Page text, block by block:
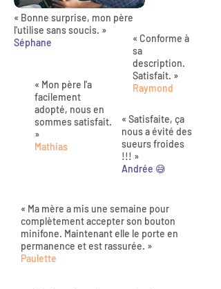
« Bonne surprise, mon père
l'utilise sans soucis. »
Séphane
« Mon père l'a
facilement
adopté, nous en
sommes satisfait.
»
Mathias
« Conforme à
sa
description.
Satisfait. »
Raymond
« Satisfaite, ça
nous a évité des
sueurs froides
!!! »
Andrée 😅
« Ma mère a mis une semaine pour
complètement accepter son bouton
minifone. Maintenant elle le porte en
permanence et est rassurée. »
Paulette